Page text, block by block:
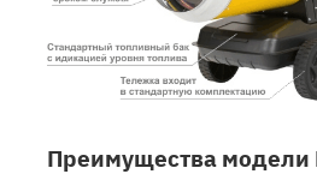
Преимущества модели